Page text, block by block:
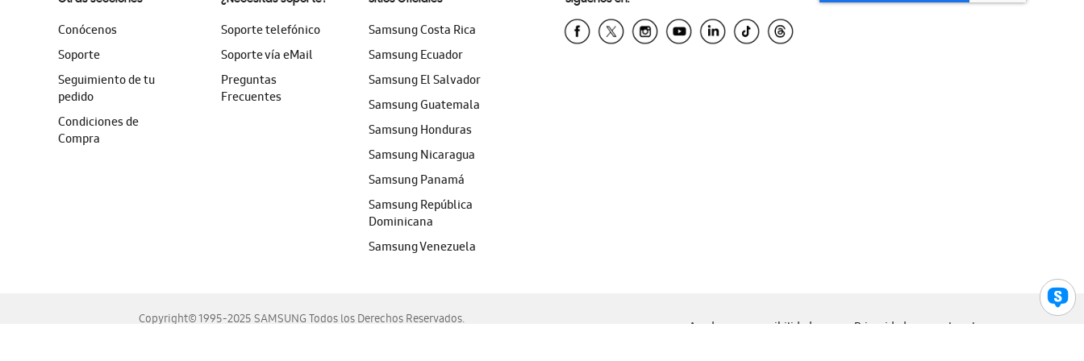
Conócenos
Soporte
Seguimiento de tu
pedido
Condiciones de
Compra
Soporte telefónico
Soporte vía eMail
Preguntas
Frecuentes
Samsung Costa Rica
Samsung Ecuador
Samsung El Salvador
Samsung Guatemala
Samsung Honduras
Samsung Nicaragua
Samsung Panamá
Samsung República
Dominicana
Samsung Venezuela
Copyright© 1995-2025 SAMSUNG Todos los Derechos Reservados.
Ayuda para accesibilidad Privacidad Legal